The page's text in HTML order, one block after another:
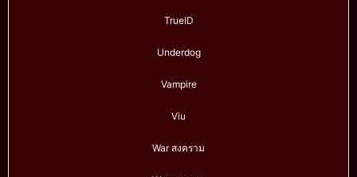
TrueID
Underdog
Vampire
Viu
War สงคราม